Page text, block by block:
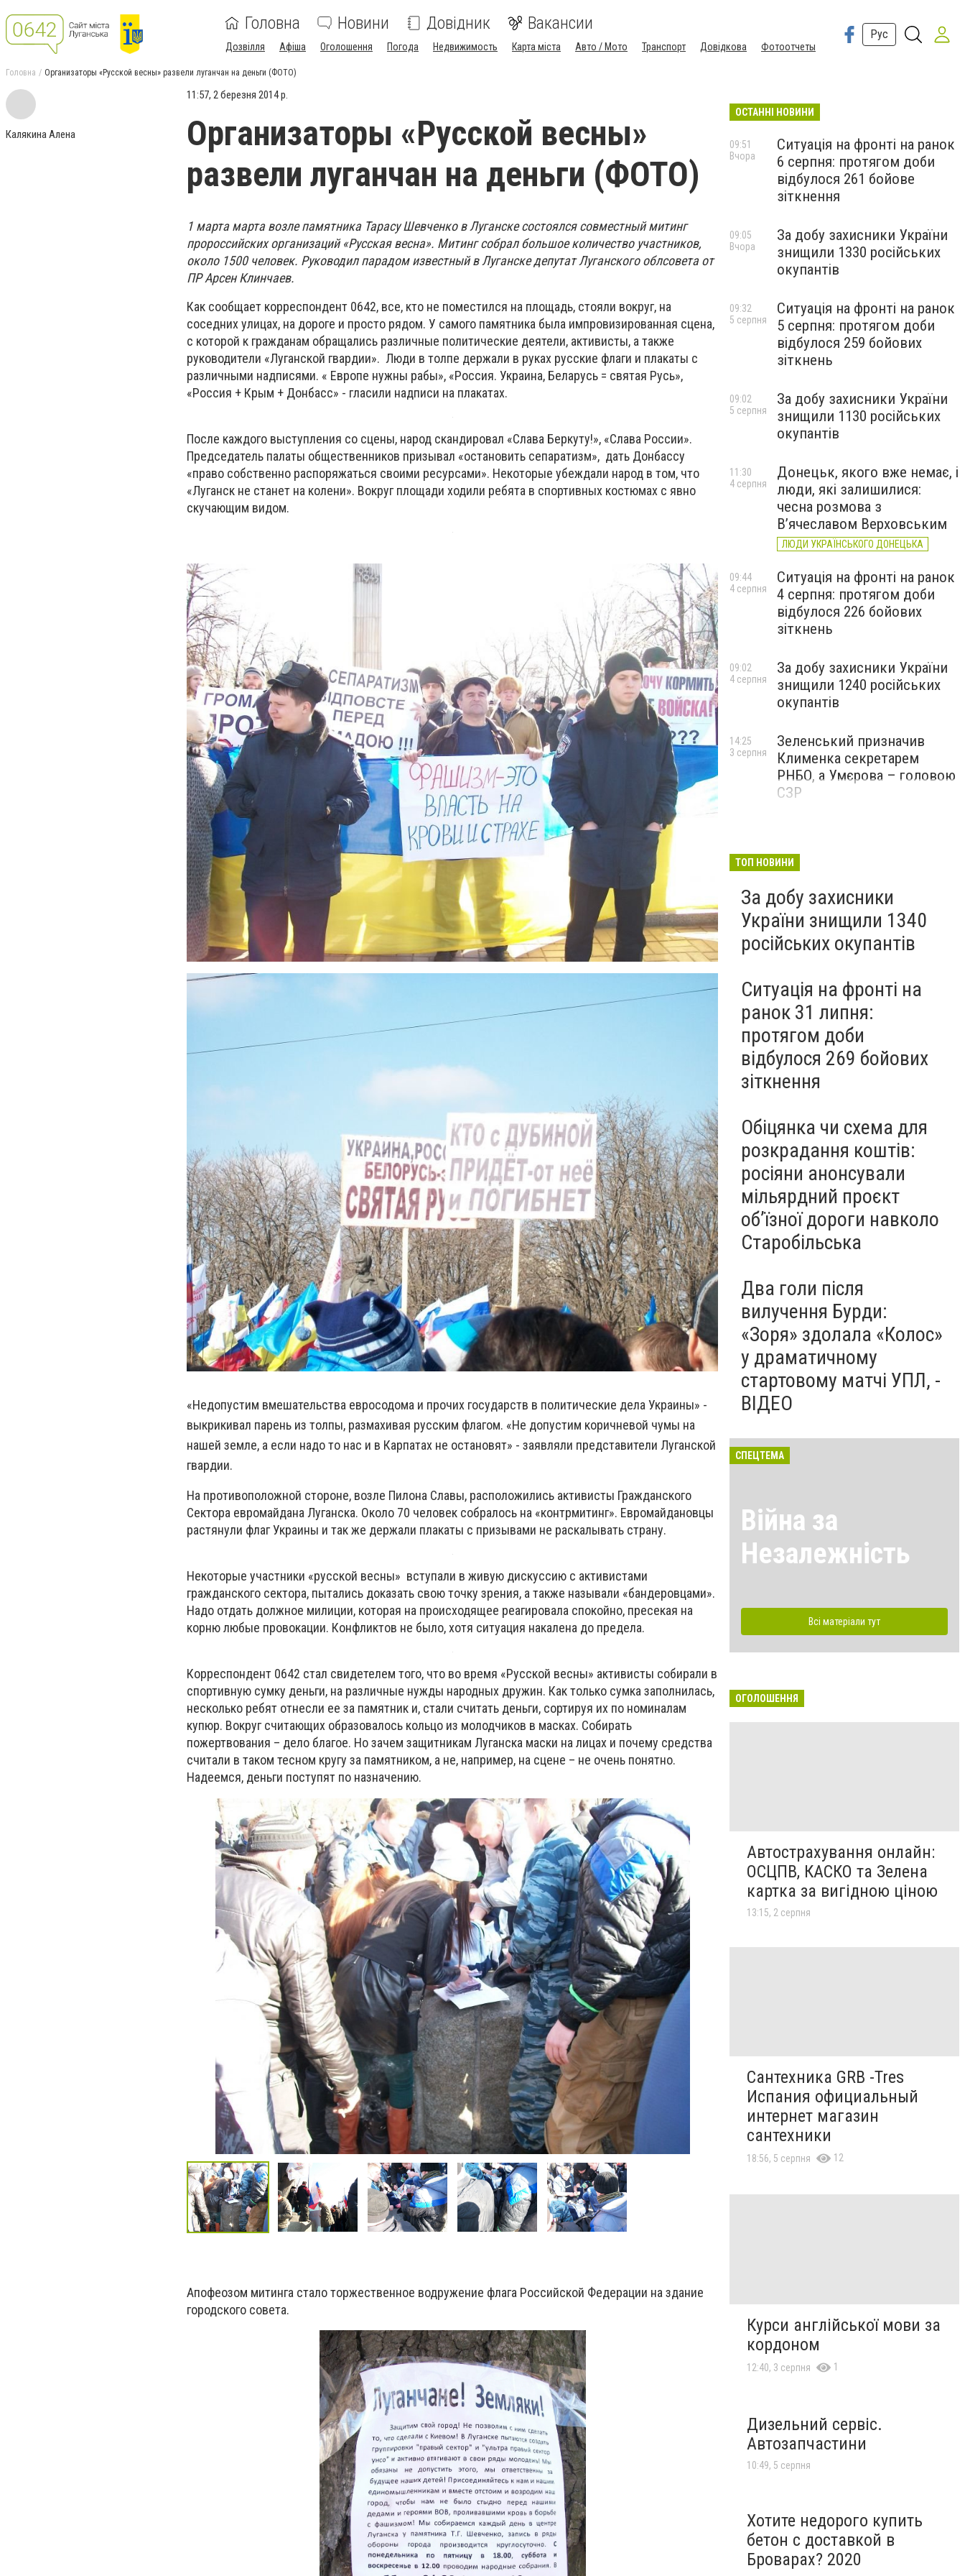
Головна Новини Довідник Вакансии
Дозвілля Афіша Оголошення Погода Недвижимость Карта міста Авто / Мото Транспорт Довідкова Фотоотчеты
Рус
Головна Организаторы «Русской весны» развели луганчан на деньги (ФОТО)
Калякина Алена
11:57, 2 березня 2014 р.
Организаторы «Русской весны»
развели луганчан на деньги (ФОТО)
1 марта марта возле памятника Тарасу Шевченко в Луганске состоялся совместный митинг
пророссийских организаций «Русская весна». Митинг собрал большое количество участников,
около 1500 человек. Руководил парадом известный в Луганске депутат Луганского облсовета от
ПР Арсен Клинчаев.
Как сообщает корреспондент 0642, все, кто не поместился на площадь, стояли вокруг, на
соседних улицах, на дороге и просто рядом. У самого памятника была импровизированная сцена,
с которой к гражданам обращались различные политические деятели, активисты, а также
руководители «Луганской гвардии». Люди в толпе держали в руках русские флаги и плакаты с
различными надписями. « Европе нужны рабы», «Россия. Украина, Беларусь = святая Русь»,
«Россия + Крым + Донбасс» - гласили надписи на плакатах.
После каждого выступления со сцены, народ скандировал «Слава Беркуту!», «Слава России».
Председатель палаты общественников призывал «остановить сепаратизм», дать Донбассу
«право собственно распоряжаться своими ресурсами». Некоторые убеждали народ в том, что
«Луганск не станет на колени». Вокруг площади ходили ребята в спортивных костюмах с явно
скучающим видом.
«Недопустим вмешательства евросодома и прочих государств в политические дела Украины» -
выкрикивал парень из толпы, размахивая русским флагом. «Не допустим коричневой чумы на
нашей земле, а если надо то нас и в Карпатах не остановят» - заявляли представители Луганской
гвардии.
На противоположной стороне, возле Пилона Славы, расположились активисты Гражданского
Сектора евромайдана Луганска. Около 70 человек собралось на «контрмитинг». Евромайдановцы
растянули флаг Украины и так же держали плакаты с призывами не раскалывать страну.
Некоторые участники «русской весны» вступали в живую дискуссию с активистами
гражданского сектора, пытались доказать свою точку зрения, а также называли «бандеровцами».
Надо отдать должное милиции, которая на происходящее реагировала спокойно, пресекая на
корню любые провокации. Конфликтов не было, хотя ситуация накалена до предела.
Корреспондент 0642 стал свидетелем того, что во время «Русской весны» активисты собирали в
спортивную сумку деньги, на различные нужды народных дружин. Как только сумка заполнилась,
несколько ребят отнесли ее за памятник и, стали считать деньги, сортируя их по номиналам
купюр. Вокруг считающих образовалось кольцо из молодчиков в масках. Собирать
пожертвования – дело благое. Но зачем защитникам Луганска маски на лицах и почему средства
считали в таком тесном кругу за памятником, а не, например, на сцене – не очень понятно.
Надеемся, деньги поступят по назначению.
Апофеозом митинга стало торжественное водружение флага Российской Федерации на здание
городского совета.
ОСТАННІ НОВИНИ
Ситуація на фронті на ранок
6 серпня: протягом доби
відбулося 261 бойове
зіткнення
09:51
Вчора
За добу захисники України
знищили 1330 російських
окупантів
09:05
Вчора
Ситуація на фронті на ранок
5 серпня: протягом доби
відбулося 259 бойових
зіткнень
09:32
5 серпня
За добу захисники України
знищили 1130 російських
окупантів
09:02
5 серпня
Донецьк, якого вже немає, і
люди, які залишилися:
чесна розмова з
В’ячеславом Верховським
ЛЮДИ УКРАЇНСЬКОГО ДОНЕЦЬКА
11:30
4 серпня
Ситуація на фронті на ранок
4 серпня: протягом доби
відбулося 226 бойових
зіткнень
09:44
4 серпня
За добу захисники України
знищили 1240 російських
окупантів
09:02
4 серпня
Зеленський призначив
Клименка секретарем
РНБО, а Умєрова – головою
СЗР
14:25
3 серпня
ТОП НОВИНИ
За добу захисники
України знищили 1340
російських окупантів
Ситуація на фронті на
ранок 31 липня:
протягом доби
відбулося 269 бойових
зіткнення
Обіцянка чи схема для
розкрадання коштів:
росіяни анонсували
мільярдний проєкт
об’їзної дороги навколо
Старобільська
Два голи після
вилучення Бурди:
«Зоря» здолала «Колос»
у драматичному
стартовому матчі УПЛ, -
ВІДЕО
СПЕЦТЕМА
Війна за
Незалежність
Всі матеріали тут
ОГОЛОШЕННЯ
Автострахування онлайн:
ОСЦПВ, КАСКО та Зелена
картка за вигідною ціною
13:15, 2 серпня
Сантехника GRB -Tres
Испания официальный
интернет магазин
сантехники
18:56, 5 серпня 12
Курси англійської мови за
кордоном
12:40, 3 серпня 1
Дизельний сервіс.
Автозапчастини
10:49, 5 серпня
Хотите недорого купить
бетон с доставкой в
Броварах? 2020